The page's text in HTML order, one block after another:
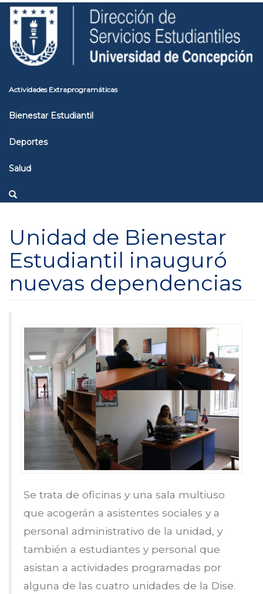
Pasar
contenido
principal
Toggle
high
contrast
Actividades Extraprogramáticas
Bienestar Estudiantil
Deportes
Salud
Unidad de Bienestar
Estudiantil inauguró
nuevas dependencias
Se trata de oficinas y una sala multiuso
que acogerán a asistentes sociales y a
personal administrativo de la unidad, y
también a estudiantes y personal que
asistan a actividades programadas por
alguna de las cuatro unidades de la Dise.